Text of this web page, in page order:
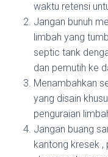
waktu retensi
Jangan bunuh
limbah yang
septic tank
dan pemutih ke
Menambahkan
yang disain
penguraian
Jangan buang
kantong kresek